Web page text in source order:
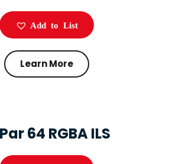
Add to List
Learn More
64 RGBA ILS